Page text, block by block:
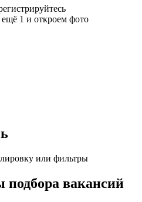
1 и откроем фото
или фильтры
вакансий